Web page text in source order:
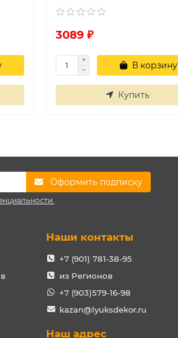
3089 ₽
В корзину
Купить
Оформить подписку
Наши контакты
+7 (901) 781-38-95
из Регионов
+7 (903)579-16-98
kazan@lyuksdekor.ru
Наш адрес